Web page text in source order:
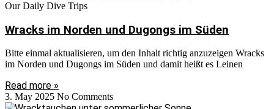
Our Daily Dive Trips
Wracks im Norden und Dugongs im Süden
Bitte einmal aktualisieren, um den Inhalt richtig anzuzeigen Wracks
im Norden und Dugongs im Süden und damit heißt es Leinen
Read more »
3. May 2025 No Comments